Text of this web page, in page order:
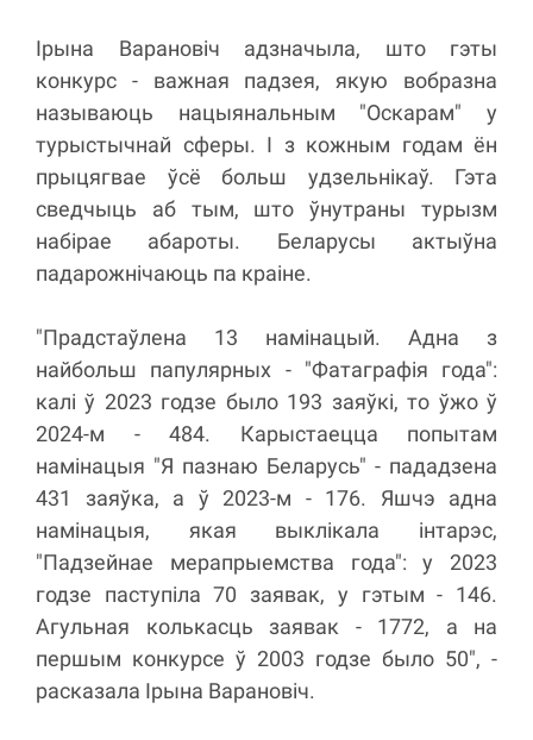
Ірына Варановіч адзначыла, што гэты
конкурс - важная падзея, якую вобразна
называюць нацыянальным "Оскарам" у
турыстычнай сферы. І з кожным годам ён
прыцягвае ўсё больш удзельнікаў. Гэта
сведчыць аб тым, што ўнутраны турызм
набірае абароты. Беларусы актыўна
падарожнічаюць па краіне.
"Прадстаўлена 13 намінацый. Адна з
найбольш папулярных - "Фатаграфія года":
калі ў 2023 годзе было 193 заяўкі, то ўжо ў
2024-м - 484. Карыстаецца попытам
намінацыя "Я пазнаю Беларусь" - пададзена
431 заяўка, а ў 2023-м - 176. Яшчэ адна
намінацыя, якая выклікала інтарэс,
"Падзейнае мерапрыемства года": у 2023
годзе паступіла 70 заявак, у гэтым - 146.
Агульная колькасць заявак - 1772, а на
першым конкурсе ў 2003 годзе было 50", -
расказала Ірына Варановіч.